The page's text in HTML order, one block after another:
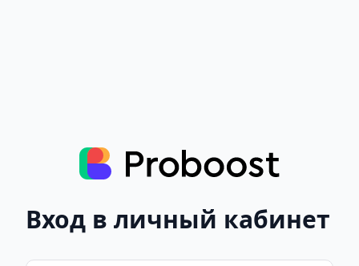
Вход в личный кабинет